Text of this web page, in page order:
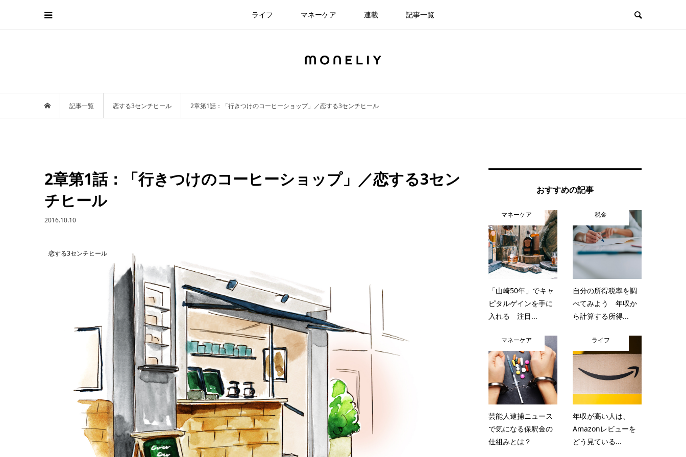
ライフ マネーケア 連載 記事一覧
記事一覧 恋する3センチヒール 2章第1話：「行きつけのコーヒーショップ」／恋する3センチヒール
2章第1話：「行きつけのコーヒーショップ」／恋する3セン
チヒール
2016.10.10
恋する3センチヒール
おすすめの記事
マネーケア
「山崎50年」でキャ
ピタルゲインを手に
入れる 注目...
税金
自分の所得税率を調
べてみよう 年収か
ら計算する所得...
マネーケア
芸能人逮捕ニュース
で気になる保釈金の
仕組みとは？
ライフ
年収が高い人は、
Amazonレビューを
どう見ている...